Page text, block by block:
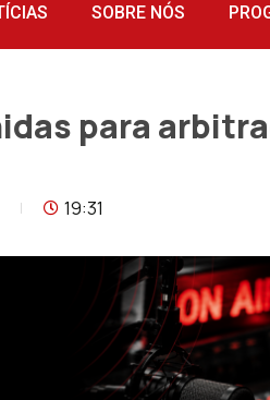
SOBRE NÓS
para
19:31